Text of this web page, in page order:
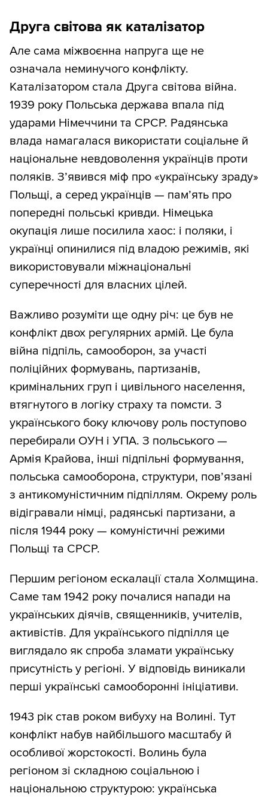
Друга світова як каталізатор
Але сама міжвоєнна напруга ще не
означала неминучого конфлікту.
Каталізатором стала Друга світова війна.
1939 року Польська держава впала під
ударами Німеччини та СРСР. Радянська
влада намагалася використати соціальне й
національне невдоволення українців проти
поляків. З’явився міф про «українську зраду»
Польщі, а серед українців — пам’ять про
попередні польські кривди. Німецька
окупація лише посилила хаос: і поляки, і
українці опинилися під владою режимів, які
використовували міжнаціональні
суперечності для власних цілей.
Важливо розуміти ще одну річ: це був не
конфлікт двох регулярних армій. Це була
війна підпіль, самооборон, за участі
поліційних формувань, партизанів,
кримінальних груп і цивільного населення,
втягнутого в логіку страху та помсти. З
українського боку ключову роль поступово
перебирали ОУН і УПА. З польського —
Армія Крайова, інші підпільні формування,
польська самооборона, структури, пов’язані
з антикомуністичним підпіллям. Окрему роль
відігравали німці, радянські партизани, а
після 1944 року — комуністичні режими
Польщі та СРСР.
Першим регіоном ескалації стала Холмщина.
Саме там 1942 року почалися напади на
українських діячів, священників, учителів,
активістів. Для українського підпілля це
виглядало як спроба зламати українську
присутність у регіоні. У відповідь виникали
перші українські самооборонні ініціативи.
1943 рік став роком вибуху на Волині. Тут
конфлікт набув найбільшого масштабу й
особливої жорстокості. Волинь була
регіоном зі складною соціальною і
національною структурою: українська